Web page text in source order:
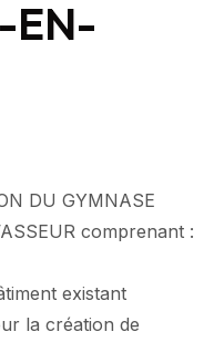
EN-
DU GYMNASE
comprenant :
existant
la création de